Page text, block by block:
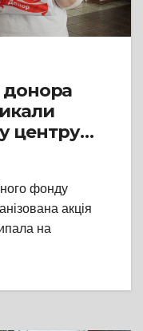
донора
центру
фонду
акція
на